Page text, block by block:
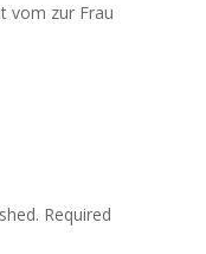
vom zur Frau
Required